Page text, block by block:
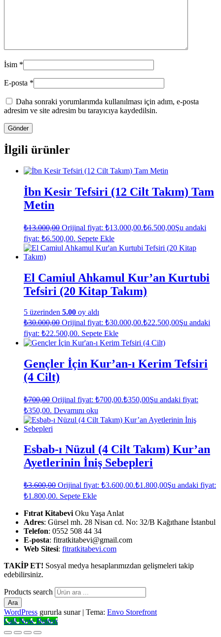
İsim *
E-posta *
Daha sonraki yorumlarımda kullanılması için adım, e-posta
adresim ve site adresim bu tarayıcıya kaydedilsin.
İlgili ürünler
İbn Kesir Tefsiri (12 Cilt Takım) Tam
Metin
₺13.000,00 Orijinal fiyat: ₺13.000,00.₺6.500,00Şu andaki
fiyat: ₺6.500,00. Sepete Ekle
El Camiul Ahkamul Kur’an Kurtubi
Tefsiri (20 Kitap Takım)
5 üzerinden 5.00 oy aldı
₺30.000,00 Orijinal fiyat: ₺30.000,00.₺22.500,00Şu andaki
fiyat: ₺22.500,00. Sepete Ekle
Gençler İçin Kur’an-ı Kerim Tefsiri
(4 Cilt)
₺700,00 Orijinal fiyat: ₺700,00.₺350,00Şu andaki fiyat:
₺350,00. Devamını oku
Esbab-ı Nüzul (4 Cilt Takım) Kur’an
Ayetlerinin İniş Sebepleri
₺3.600,00 Orijinal fiyat: ₺3.600,00.₺1.800,00Şu andaki fiyat:
₺1.800,00. Sepete Ekle
Fıtrat Kitabevi Oku Yaşa Anlat
Adres: Gürsel mh. 28 Nisan cd. No: 32/B Kağıthane İstanbul
Telefon: 0552 508 44 34
E-posta: fitratkitabevi@gmail.com
Web Sitesi: fitratkitabevi.com
TAKİP ET! Sosyal medya hesaplarımızdan gelişmeleri takip
edebilirsiniz.
Products search
Ara
WordPress gururla sunar | Tema: Envo Storefront
Call Now Button